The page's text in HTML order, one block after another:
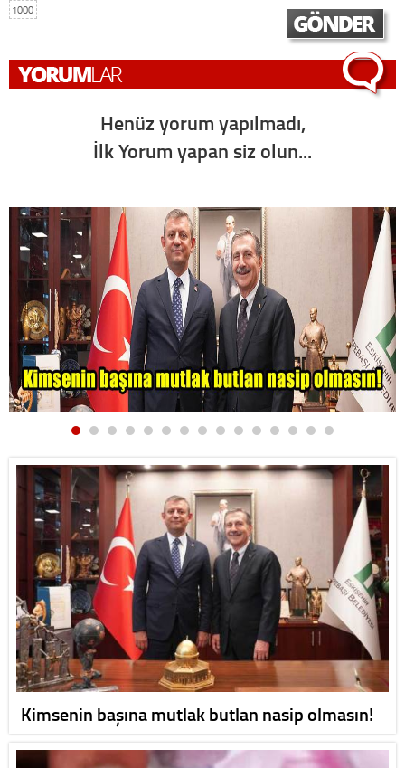
1000
Henüz yorum yapılmadı,
İlk Yorum yapan siz olun...
Kimsenin başına mutlak butlan nasip olmasın!